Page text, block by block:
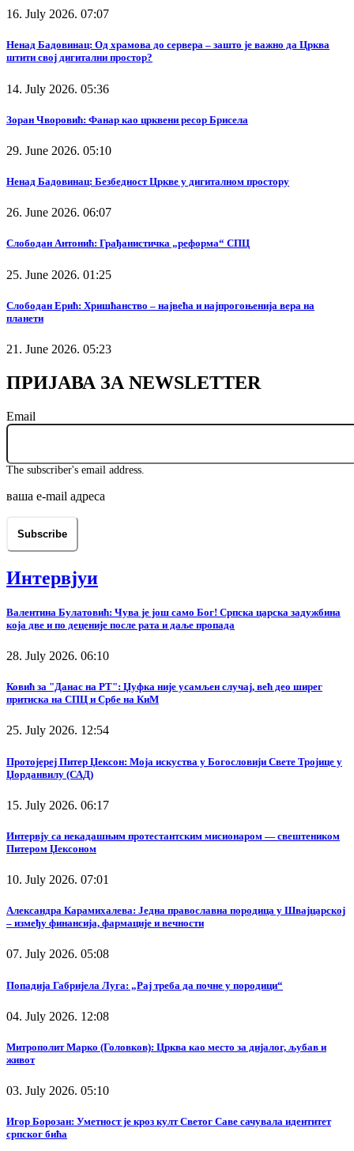
16. July 2026. 07:07
Ненад Бадовинац: Од храмова до сервера – зашто је важно да Црква
штити свој дигитални простор?
14. July 2026. 05:36
Зоран Чворовић: Фанар као црквени ресор Брисела
29. June 2026. 05:10
Ненад Бадовинац: Безбедност Цркве у дигиталном простору
26. June 2026. 06:07
Слободан Антонић: Грађанистичка „реформа“ СПЦ
25. June 2026. 01:25
Слободан Ерић: Хришћанство – највећа и најпрогоњенија вера на
планети
21. June 2026. 05:23
ПРИЈАВА ЗА NEWSLETTER
Email
The subscriber's email address.
ваша е-mail адреса
Интервјуи
Валентина Булатовић: Чува је још само Бог! Српска царска задужбина
која две и по деценије после рата и даље пропада
28. July 2026. 06:10
Ковић за "Данас на РТ": Џуфка није усамљен случај, већ део ширег
притиска на СПЦ и Србе на КиМ
25. July 2026. 12:54
Протојереј Питер Џексон: Моја искуства у Богословији Свете Тројице у
Џорданвилу (САД)
15. July 2026. 06:17
Интервју са некадашњим протестантским мисионаром — свештеником
Питером Џексоном
10. July 2026. 07:01
Александра Карамихалева: Једна православна породица у Швајцарској
– између финансија, фармације и вечности
07. July 2026. 05:08
Попадија Габријела Луга: „Рај треба да почне у породици“
04. July 2026. 12:08
Митрополит Марко (Головков): Црква као место за дијалог, љубав и
живот
03. July 2026. 05:10
Игор Борозан: Уметност је кроз култ Светог Саве сачувала идентитет
српског бића